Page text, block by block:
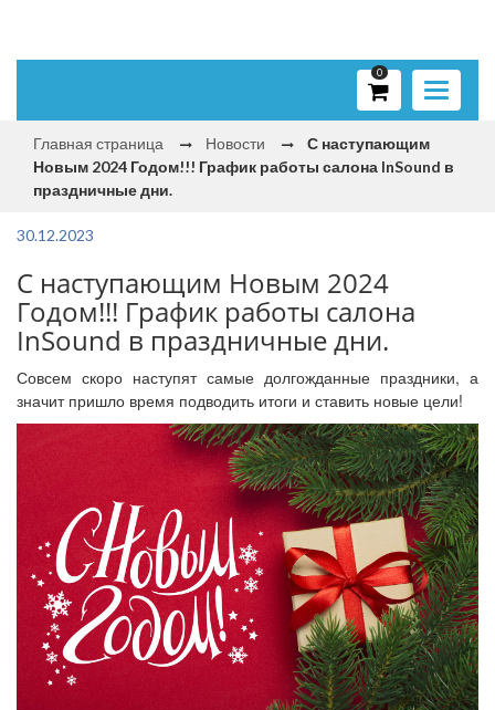
Toggle
0
Главная страница Новости
С наступающим
Новым 2024 Годом!!! График работы салона InSound в
праздничные дни.
30.12.2023
С наступающим Новым 2024
Годом!!! График работы салона
InSound в праздничные дни.
Совсем скоро наступят самые долгожданные праздники, а
значит пришло время подводить итоги и ставить новые цели!